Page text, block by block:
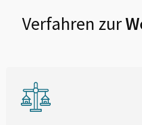
Verfahren zur